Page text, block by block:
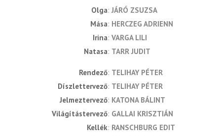
Olga JÁRÓ ZSUZSA
Mása HERCZEG ADRIENN
Irina VARGA LILI
Natasa TARR JUDIT
rendező TELIHAY PÉTER
díszlettervező TELIHAY PÉTER
jelmeztervező KATONA BÁLINT
világítástervező GALLAI KRISZTIÁN
kellék RANSCHBURG EDIT